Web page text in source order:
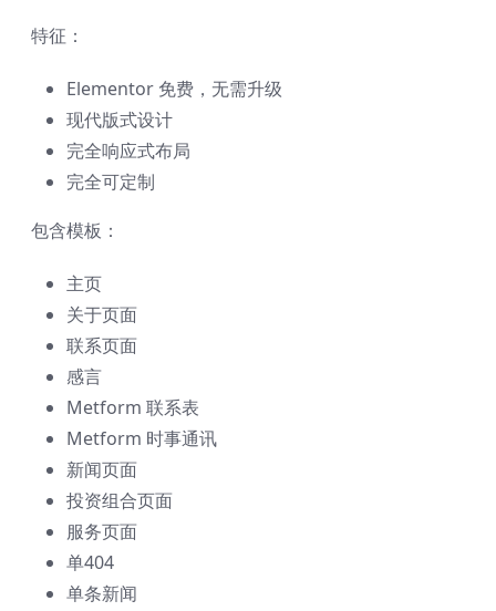
特征：
Elementor 免费，无需升级
现代版式设计
完全响应式布局
完全可定制
包含模板：
主页
关于页面
联系页面
感言
Metform 联系表
Metform 时事通讯
新闻页面
投资组合页面
服务页面
单404
单条新闻